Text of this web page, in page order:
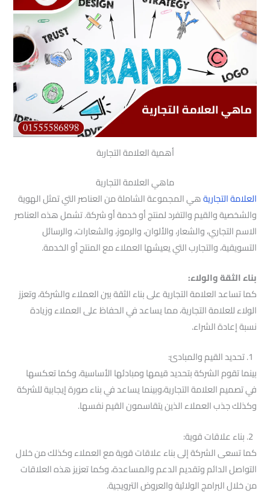
أهمية العلامة التجاربة
ماهي العلامة التجارية
العلامة التجاريةهي المجموعة الشاملة من العناصر التي تمثل الهوية
والشخصية والقيم والتفرد لمنتج أو خدمة أو شركة. تشمل هذه العناصر
الاسم التجاري، والشعار، والألوان، والرموز، والشعارات، والرسائل
التسويقية، والتجارب التي يعيشها العملاء مع المنتج أو الخدمة.
بناء الثقة والولاء:
كما تساعد العلامة التجارية على بناء الثقة بين العملاء والشركة، وتعزز
الولاء للعلامة التجارية، مما يساعد في الحفاظ على العملاء وزيادة
نسبة إعادة الشراء.
بينما تقوم الشركة بتحديد قيمها ومبادئها الأساسية، وكما تعكسها
في تصميم العلامة التجارية،وبينما يساعد في بناء صورة إيجابية للشركة
وكذلك جذب العملاء الذين يتقاسمون القيم نفسها.
كما تسعى الشركة إلى بناء علاقات قوية مع العملاء وكذلك من خلال
التواصل الدائم وتقديم الدعم والمساعدة، وكما تعزيز هذه العلاقات
من خلال البرامج الولائية والعروض الترويجية.